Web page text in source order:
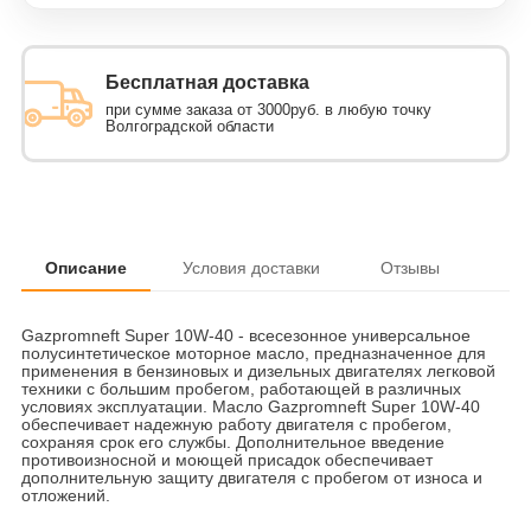
Бесплатная доставка
при сумме заказа от 3000руб. в любую точку
Волгоградской области
Описание Условия доставки Отзывы
Gazpromneft Super 10W-40 - всесезонное универсальное
полусинтетическое моторное масло, предназначенное для
применения в бензиновых и дизельных двигателях легковой
техники с большим пробегом, работающей в различных
условиях эксплуатации. Масло Gazpromneft Super 10W-40
обеспечивает надежную работу двигателя с пробегом,
сохраняя срок его службы. Дополнительное введение
противоизносной и моющей присадок обеспечивает
дополнительную защиту двигателя с пробегом от износа и
отложений.